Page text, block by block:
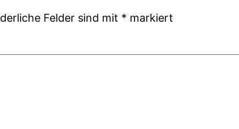
Felder sind mit * markiert